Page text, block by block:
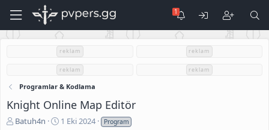
reklam reklam
reklam reklam
Programlar & Kodlama
Knight Online Map Editör
K
Batuh4n
B1 Eki 2024 Program